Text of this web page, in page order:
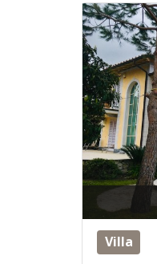
Villa